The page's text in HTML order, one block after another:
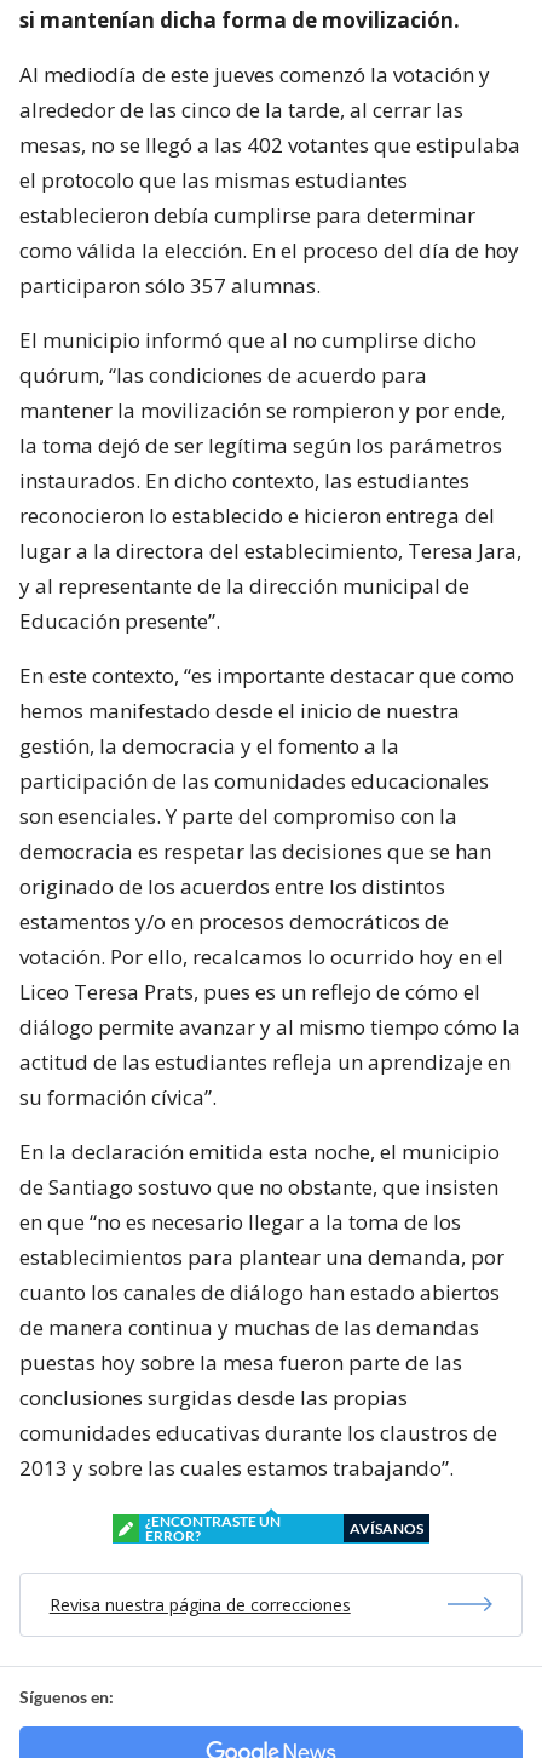
si mantenían dicha forma de movilización.
Al mediodía de este jueves comenzó la votación y
alrededor de las cinco de la tarde, al cerrar las
mesas, no se llegó a las 402 votantes que estipulaba
el protocolo que las mismas estudiantes
establecieron debía cumplirse para determinar
como válida la elección. En el proceso del día de hoy
participaron sólo 357 alumnas.
El municipio informó que al no cumplirse dicho
quórum, “las condiciones de acuerdo para
mantener la movilización se rompieron y por ende,
la toma dejó de ser legítima según los parámetros
instaurados. En dicho contexto, las estudiantes
reconocieron lo establecido e hicieron entrega del
lugar a la directora del establecimiento, Teresa Jara,
y al representante de la dirección municipal de
Educación presente”.
En este contexto, “es importante destacar que como
hemos manifestado desde el inicio de nuestra
gestión, la democracia y el fomento a la
participación de las comunidades educacionales
son esenciales. Y parte del compromiso con la
democracia es respetar las decisiones que se han
originado de los acuerdos entre los distintos
estamentos y/o en procesos democráticos de
votación. Por ello, recalcamos lo ocurrido hoy en el
Liceo Teresa Prats, pues es un reflejo de cómo el
diálogo permite avanzar y al mismo tiempo cómo la
actitud de las estudiantes refleja un aprendizaje en
su formación cívica”.
En la declaración emitida esta noche, el municipio
de Santiago sostuvo que no obstante, que insisten
en que “no es necesario llegar a la toma de los
establecimientos para plantear una demanda, por
cuanto los canales de diálogo han estado abiertos
de manera continua y muchas de las demandas
puestas hoy sobre la mesa fueron parte de las
conclusiones surgidas desde las propias
comunidades educativas durante los claustros de
2013 y sobre las cuales estamos trabajando”.
¿ENCONTRASTE UN
ERROR?
AVÍSANOS
Revisa nuestra página de correcciones
Síguenos en: